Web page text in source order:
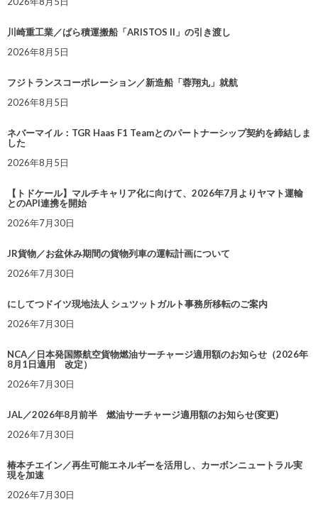
川崎重工業／ばら積運搬船「ARISTOS II」の引き渡し
2026年8月5日
フジトランスコーポレーション／新造船「蓉翔丸」就航
2026年8月5日
ネバーマイル：TGR Haas F1 Teamとのパートナーシップ契約を締結しま
した
2026年8月5日
【トドケール】マルチキャリア化に向けて、2026年7月よりヤマト運輸
とのAPI連携を開始
2026年7月30日
JR貨物／お盆休み期間の貨物列車の運転計画について
2026年7月30日
にしてつドイツ現地法人 シュツットガルト事務所移転のご案内
2026年7月30日
NCA／日本発国際航空貨物燃油サーチャージ適用額のお知らせ（2026年
8月1日適用 改定）
2026年7月30日
JAL／2026年8月前半 燃油サーチャージ適用額のお知らせ(変更)
2026年7月30日
椿本チエイン／再生可能エネルギーを活用し、カーボンニュートラル実
現を加速
2026年7月30日